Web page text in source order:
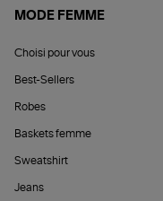
MODE FEMME
Choisi pour vous
Best-Sellers
Robes
Baskets femme
Sweatshirt
Jeans